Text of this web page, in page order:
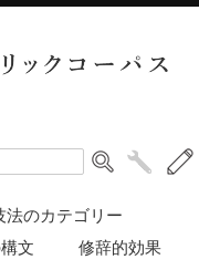
法のカテゴリー
文
修辞的効果